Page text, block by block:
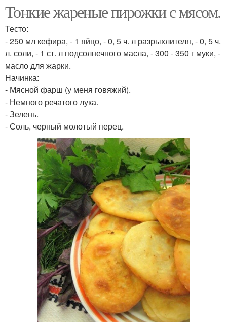
Тонкие жареные пирожки с мясом.
Тесто:
- 250 мл кефира, - 1 яйцо, - 0, 5 ч. л разрыхлителя, - 0, 5 ч.
л. соли, - 1 ст. л подсолнечного масла, - 300 - 350 г муки, -
масло для жарки.
Начинка:
- Мясной фарш (у меня говяжий).
- Немного речатого лука.
- Зелень.
- Соль, черный молотый перец.